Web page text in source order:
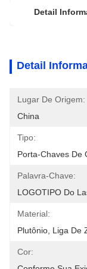
Detail
Detail
Lugar De Origem:
China
Tipo:
Porta-Chaves De
Palavra-Chave:
LOGOTIPO Do
Material:
Plutônio, Liga De
Cor: